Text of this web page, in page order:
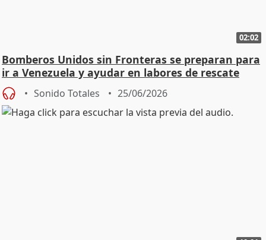
02:02
Bomberos Unidos sin Fronteras se preparan para
ir a Venezuela y ayudar en labores de rescate
Sonido Totales 25/06/2026